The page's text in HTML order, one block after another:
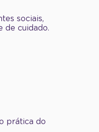
sociais,
de cuidado.
prática do